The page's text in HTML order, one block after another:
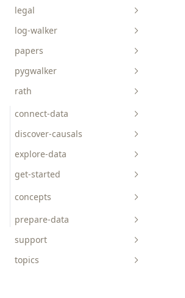
line__area
pie__tick__other
scatterplot__heatmap
api-reference
data-viz
guides
legal
log-walker
papers
pygwalker
api-reference
faq
tutorials
charts
rath
connect-data
discover-causals
explore-data
get-started
concepts
prepare-data
support
topics